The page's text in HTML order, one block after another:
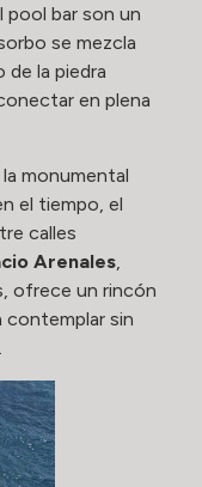
pool bar son un
se mezcla
de la piedra
en plena
monumental
el tiempo, el
calles
Arenales,
ofrece un rincón
contemplar sin